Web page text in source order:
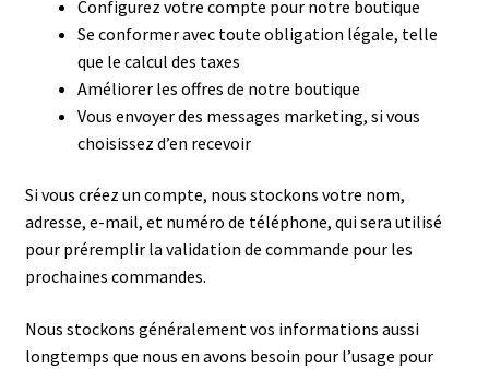
Configurez votre compte pour notre boutique
Se conformer avec toute obligation légale, telle
que le calcul des taxes
Améliorer les offres de notre boutique
Vous envoyer des messages marketing, si vous
choisissez d’en recevoir
Si vous créez un compte, nous stockons votre nom,
adresse, e-mail, et numéro de téléphone, qui sera utilisé
pour préremplir la validation de commande pour les
prochaines commandes.
Nous stockons généralement vos informations aussi
longtemps que nous en avons besoin pour l’usage pour